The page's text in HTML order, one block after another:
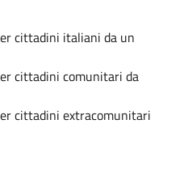
cittadini italiani da un
cittadini comunitari da
cittadini extracomunitari